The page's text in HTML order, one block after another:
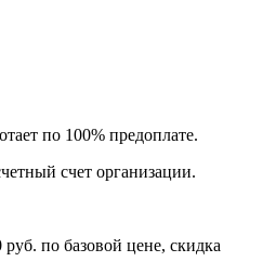
по 100% предоплате.
счет организации.
по базовой цене, скидка